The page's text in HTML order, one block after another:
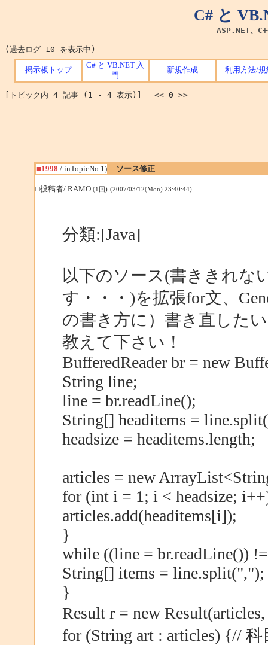
C# と
ASP.NET、
(過去ログ 10 を表示中)
掲示板トップ
C# と VB.NET 入
門
新規作成 利用方法/規
[トピック内 4 記事 (1 - 4 表示)] << 0 >>
■1998 / inTopicNo.1) ソース修正
□投稿者/ RAMO (1回)-(2007/03/12(Mon) 23:40:44)
分類:[Java]
以下のソース(書ききれな
す・・・)を拡張for文、
の書き方に）書き直した
教えて下さい！
BufferedReader br = new
String line;
line = br.readLine();
String[] headitems =
headsize = headitems.length;
articles = new
for (int i = 1; i < headsize;
articles.add(headitems[i]);
}
while ((line = br.readLine())
String[] items = line.split(",");
}
Result r = new
for (String art : articles) {//